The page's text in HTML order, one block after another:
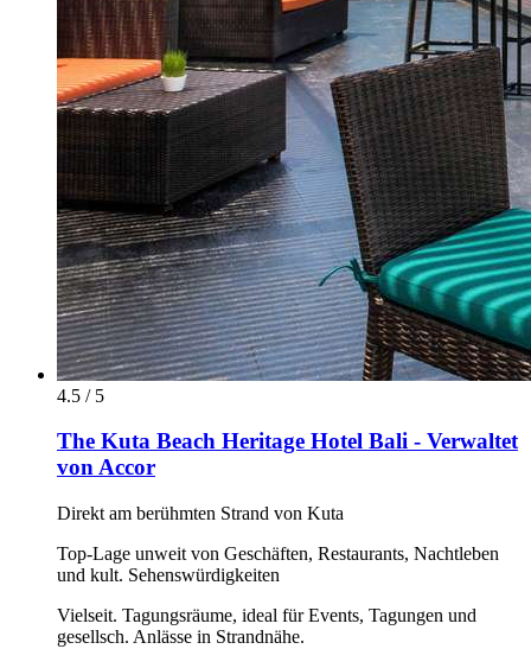
4.5 / 5
The Kuta Beach Heritage Hotel Bali - Verwaltet
von Accor
Direkt am berühmten Strand von Kuta
Top-Lage unweit von Geschäften, Restaurants, Nachtleben
und kult. Sehenswürdigkeiten
Vielseit. Tagungsräume, ideal für Events, Tagungen und
gesellsch. Anlässe in Strandnähe.